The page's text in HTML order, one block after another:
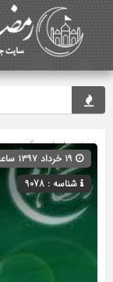
صفحه اصلی» گروه »
شناسه : 9078